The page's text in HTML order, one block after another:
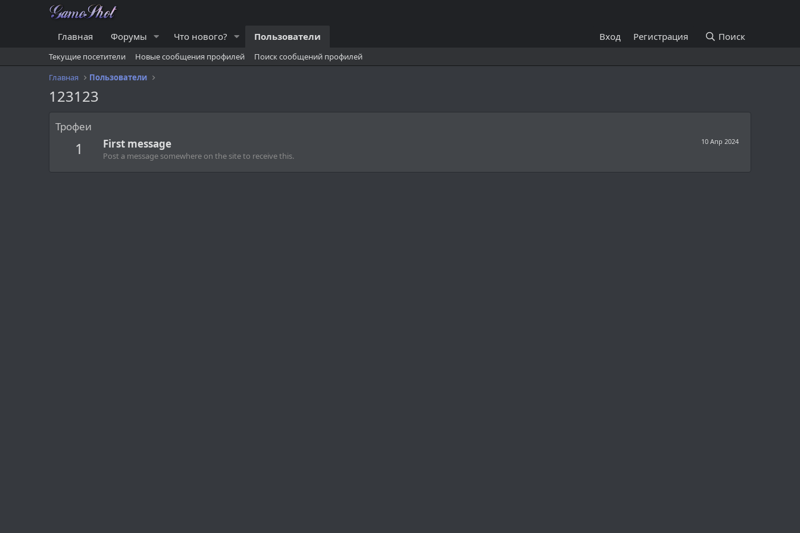
Главная Форумы Что нового? Пользователи Вход Регистрация Поиск
Текущие посетители Новые сообщения профилей
Поиск сообщений профилей
Главная
Пользователи
123123
Трофеи
1 10 Апр 2024
First message
Post a message somewhere on the site to receive this.